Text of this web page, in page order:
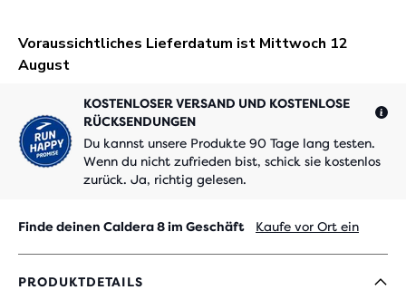
KOSTENLOSER VERSAND UND KOSTENLOSE
RÜCKSENDUNGEN
Du kannst unsere Produkte 90 Tage lang testen.
Wenn du nicht zufrieden bist, schick sie kostenlos
zurück. Ja, richtig gelesen.
Finde deinen Caldera 8 im Geschäft Kaufe vor Ort ein
PRODUKTDETAILS